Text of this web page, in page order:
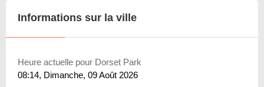
Informations sur la ville
Heure actuelle pour Dorset Park
08:14, Dimanche, 09 Août 2026